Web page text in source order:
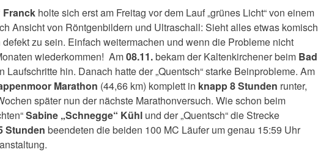
Franck holte sich erst am Freitag vor dem Lauf „grünes Licht“ von einem
Ansicht von Röntgenbildern und Ultraschall: Sieht alles etwas komisch
zu sein. Einfach weitermachen und wenn die Probleme nicht
wiederkommen! Am08.11.bekam der Kaltenkirchener beim Bad
Laufschritte hin. Danach hatte der „Quentsch“ starke Beinprobleme. Am
Marathon (44,66 km) komplett in knapp 8 Stunden runter,
später nun der nächste Marathonversuch. Wie schon beim
Sabine „Schnegge“ Kühl und der „Quentsch“ die Strecke
Stunden beendeten die beiden 100 MC Läufer um genau 15:59 Uhr